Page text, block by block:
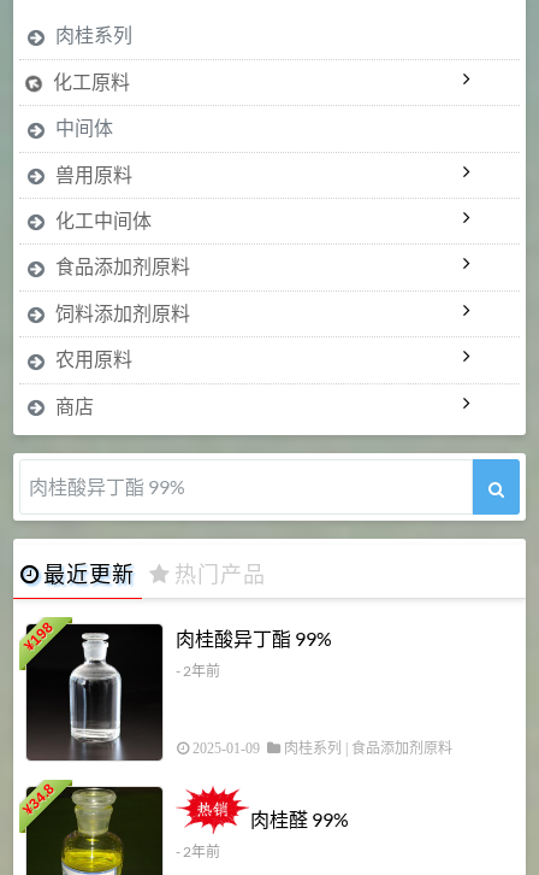
肉桂系列
化工原料
中间体
兽用原料
化工中间体
食品添加剂原料
饲料添加剂原料
农用原料
商店
肉桂醛 99%
最近更新 热门产品
¥
198 肉桂酸异丁酯 99%
- 2年前
2025-01-09 肉桂系列 食品添加剂原料
¥
34.8
肉桂醛 99%
- 2年前